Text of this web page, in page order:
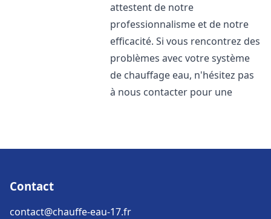
attestent de notre
professionnalisme et de notre
efficacité. Si vous rencontrez des
problèmes avec votre système
de chauffage eau, n'hésitez pas
à nous contacter pour une
Contact
contact@chauffe-eau-17.fr